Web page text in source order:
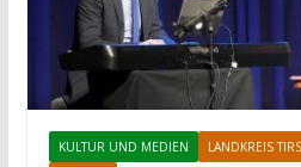
KULTUR UND MEDIEN LANDKREIS